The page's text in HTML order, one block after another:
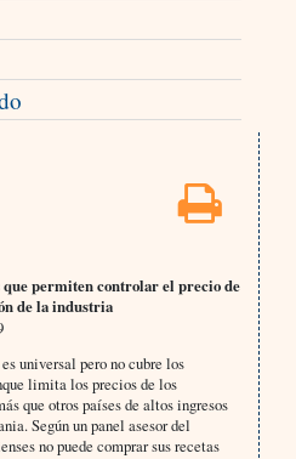
que permiten controlar el precio de
de la industria
universal pero no cubre los
limita los precios de los
que otros países de altos ingresos
Según un panel asesor del
no puede comprar sus recetas